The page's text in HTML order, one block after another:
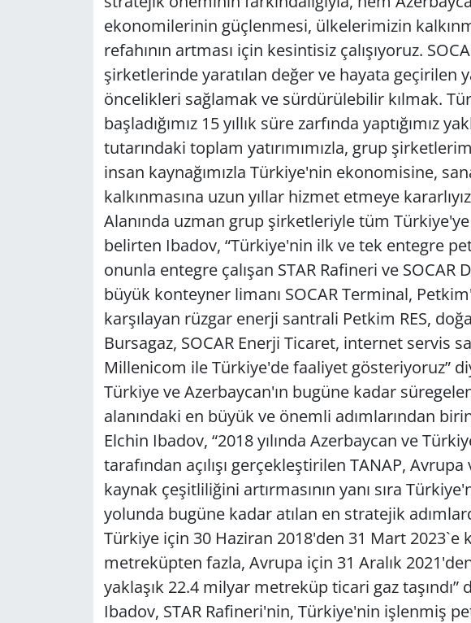
ekonomilerinin güçlenmesi, ülkelerimizin
refahının artması için kesintisiz çalışıyoruz.
şirketlerinde yaratılan değer ve hayata geçirilen
öncelikleri sağlamak ve sürdürülebilir kılmak.
başladığımız 15 yıllık süre zarfında yaptığımız
tutarındaki toplam yatırımımızla, grup
insan kaynağımızla Türkiye'nin ekonomisine,
kalkınmasına uzun yıllar hizmet etmeye
Alanında uzman grup şirketleriyle tüm
belirten Ibadov, “Türkiye'nin ilk ve tek entegre
onunla entegre çalışan STAR Rafineri ve SOCAR
büyük konteyner limanı SOCAR Terminal,
karşılayan rüzgar enerji santrali Petkim RES,
Bursagaz, SOCAR Enerji Ticaret, internet servis
Millenicom ile Türkiye'de faaliyet gösteriyoruz”
Türkiye ve Azerbaycan'ın bugüne kadar
alanındaki en büyük ve önemli adımlarından
Elchin Ibadov, “2018 yılında Azerbaycan ve
tarafından açılışı gerçekleştirilen TANAP,
kaynak çeşitliliğini artırmasının yanı sıra
yolunda bugüne kadar atılan en stratejik
Türkiye için 30 Haziran 2018'den 31 Mart 2023`e
metreküpten fazla, Avrupa için 31 Aralık
yaklaşık 22.4 milyar metreküp ticari gaz taşındı”
Ibadov, STAR Rafineri'nin, Türkiye'nin işlenmiş